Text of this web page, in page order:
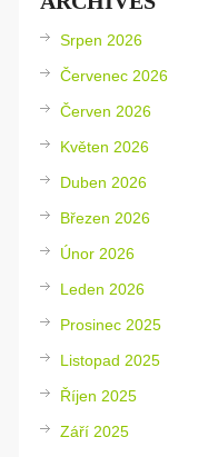
Srpen 2026
Červenec 2026
Červen 2026
Květen 2026
Duben 2026
Březen 2026
Únor 2026
Leden 2026
Prosinec 2025
Listopad 2025
Říjen 2025
Září 2025